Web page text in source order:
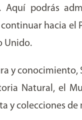
Aquí podrás
hacia el
Unido.
y
Natural, el
y colecciones de